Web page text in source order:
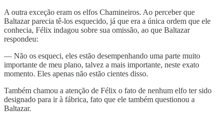
A outra exceção eram os elfos Chamineiros. Ao perceber que
Baltazar parecia tê-los esquecido, já que era a única ordem que ele
conhecia, Félix indagou sobre sua omissão, ao que Baltazar
respondeu:
— Não os esqueci, eles estão desempenhando uma parte muito
importante de meu plano, talvez a mais importante, neste exato
momento. Eles apenas não estão cientes disso.
Também chamou a atenção de Félix o fato de nenhum elfo ter sido
designado para ir à fábrica, fato que ele também questionou a
Baltazar.